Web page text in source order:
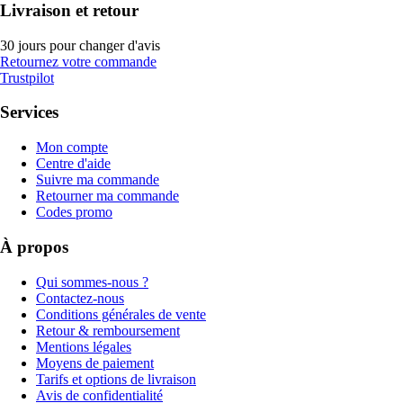
Livraison et retour
30 jours pour changer d'avis
Retournez votre commande
Trustpilot
Services
Mon compte
Centre d'aide
Suivre ma commande
Retourner ma commande
Codes promo
À propos
Qui sommes-nous ?
Contactez-nous
Conditions générales de vente
Retour & remboursement
Mentions légales
Moyens de paiement
Tarifs et options de livraison
Avis de confidentialité